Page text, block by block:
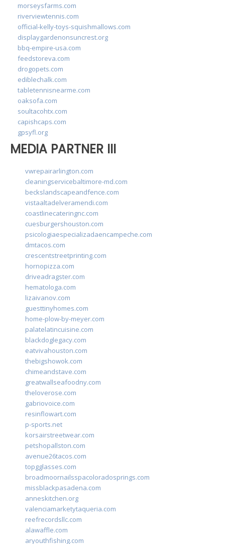
morseysfarms.com
riverviewtennis.com
official-kelly-toys-squishmallows.com
displaygardenonsuncrest.org
bbq-empire-usa.com
feedstoreva.com
drogopets.com
ediblechalk.com
tabletennisnearme.com
oaksofa.com
soultacohtx.com
capishcaps.com
gpsyfl.org
MEDIA PARTNER III
vwrepairarlington.com
cleaningservicebaltimore-md.com
beckslandscapeandfence.com
vistaaltadelveramendi.com
coastlinecateringnc.com
cuesburgershouston.com
psicologiaespecializadaencampeche.com
dmtacos.com
crescentstreetprinting.com
hornopizza.com
driveadragster.com
hematologa.com
lizaivanov.com
guesttinyhomes.com
home-plow-by-meyer.com
palatelatincuisine.com
blackdoglegacy.com
eatvivahouston.com
thebigshowok.com
chimeandstave.com
greatwallseafoodny.com
theloverose.com
gabriovoice.com
resinflowart.com
p-sports.net
korsairstreetwear.com
petshopallston.com
avenue26tacos.com
topgglasses.com
broadmoornailsspacoloradosprings.com
missblackpasadena.com
anneskitchen.org
valenciamarketytaqueria.com
reefrecordsllc.com
alawaffle.com
aryouthfishing.com